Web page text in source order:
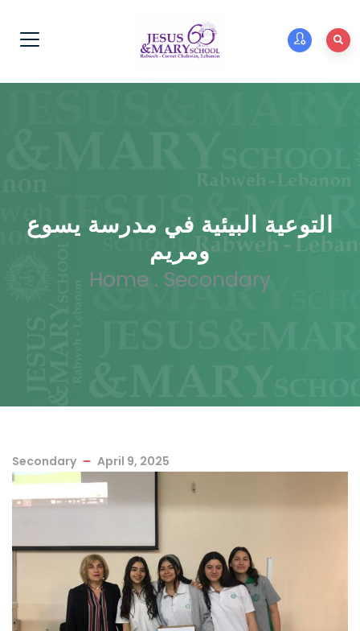
التوعية البيئية في مدرسة يسوع
ومريم
Home . Secondary
Secondary April 9, 2025